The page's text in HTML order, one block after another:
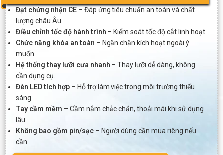
Đạt chứng nhận CE – Đáp ứng tiêu chuẩn an toàn và chất
lượng châu Âu.
Điều chỉnh tốc độ hành trình – Kiểm soát tốc độ cắt linh hoạt.
Chức năng khóa an toàn – Ngăn chặn kích hoạt ngoài ý
muốn.
Hệ thống thay lưỡi cưa nhanh – Thay lưỡi dễ dàng, không
cần dụng cụ.
Đèn LED tích hợp – Hỗ trợ làm việc trong môi trường thiếu
sáng.
Tay cầm mềm – Cầm nắm chắc chắn, thoải mái khi sử dụng
lâu.
Không bao gồm pin/sạc – Người dùng cần mua riêng nếu
cần.